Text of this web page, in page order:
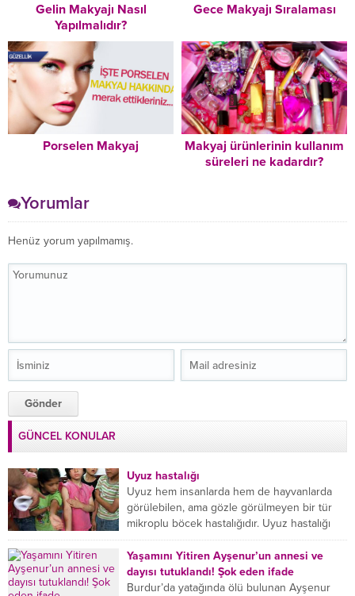
Gelin Makyajı Nasıl
Yapılmalıdır?
Gece Makyajı Sıralaması
Porselen Makyaj
Makyaj ürünlerinin kullanım
süreleri ne kadardır?
Yorumlar
Henüz yorum yapılmamış.
GÜNCEL KONULAR
Uyuz hastalığı
Uyuz hem insanlarda hem de hayvanlarda
görülebilen, ama gözle görülmeyen bir tür
mikroplu böcek hastalığıdır. Uyuz hastalığı
(Urticaria), deride veya...
Yaşamını Yitiren Ayşenur’un annesi ve
dayısı tutuklandı! Şok eden ifade
Burdur’da yatağında ölü bulunan Ayşenur